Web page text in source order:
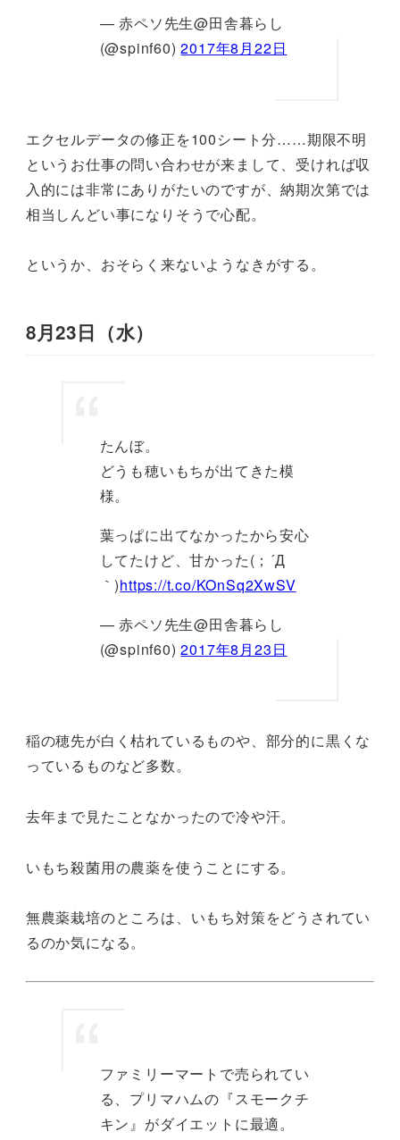
— 赤ペソ先生@田舎暮らし
(@spinf60)2017年8月22日
エクセルデータの修正を100シート分……期限不明
というお仕事の問い合わせが来まして、受ければ収
入的には非常にありがたいのですが、納期次第では
相当しんどい事になりそうで心配。
というか、おそらく来ないようなきがする。
8月23日（水）
たんぼ。
どうも穂いもちが出てきた模
様。
葉っぱに出てなかったから安心
してたけど、甘かった(；´Д
｀)https://t.co/KOnSq2XwSV
— 赤ペソ先生@田舎暮らし
(@spinf60)2017年8月23日
稲の穂先が白く枯れているものや、部分的に黒くな
っているものなど多数。
去年まで見たことなかったので冷や汗。
いもち殺菌用の農薬を使うことにする。
無農薬栽培のところは、いもち対策をどうされてい
るのか気になる。
ファミリーマートで売られてい
る、プリマハムの『スモークチ
キン』がダイエットに最適。